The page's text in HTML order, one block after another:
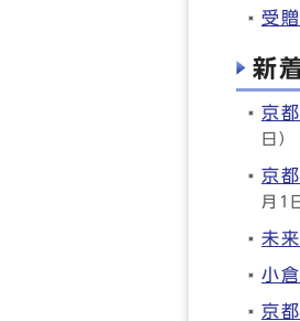
受
新
京
日）
京
月1
未
小
京